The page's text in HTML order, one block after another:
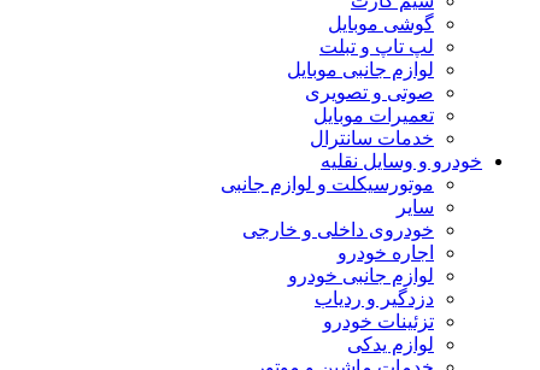
گوشی موبایل
لپ تاپ و تبلت
لوازم جانبی موبایل
صوتی و تصویری
تعمیرات موبایل
خدمات سانترال
خودرو و وسایل نقلیه
موتورسیکلت و لوازم جانبی
سایر
خودروی داخلی و خارجی
اجاره خودرو
لوازم جانبی خودرو
دزدگیر و ردیاب
تزئینات خودرو
لوازم یدکی